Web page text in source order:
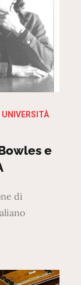
UNIVERSITÀ
e
di